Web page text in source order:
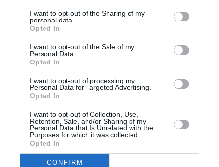
I want to opt-out of the Sharing of my
personal data.
Opted In
I want to opt-out of the Sale of my
Personal Data.
Opted In
I want to opt-out of processing my
Personal Data for Targeted Advertising.
Opted In
I want to opt-out of Collection, Use,
Retention, Sale, and/or Sharing of my
Personal Data that Is Unrelated with the
Purposes for which it was collected.
Opted In
CONFIRM
Ofenerdäpfeln
Leicht
Erdäpfelpuffer mit Räucherlachs
Leicht
Kartoffel-Käse-Kroketten